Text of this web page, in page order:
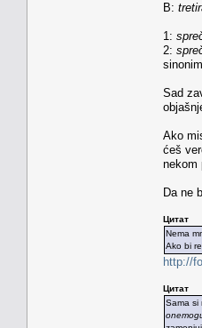
B:
1:
2:
Sad
Ako
ćeš
nekom
Da ne
Цитат
Nema
Ako bi
http://
Цитат
Sama si